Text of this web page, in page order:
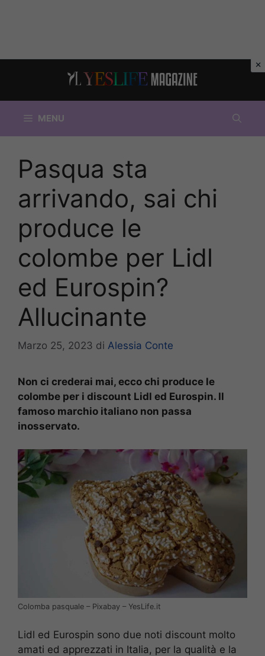
MENU
Pasqua sta
arrivando, sai chi
produce le
colombe per Lidl
ed Eurospin?
Allucinante
Marzo 25, 2023 di Alessia Conte
Non ci crederai mai, ecco chi produce le
colombe per i discount Lidl ed Eurospin. Il
famoso marchio italiano non passa
inosservato.
Colomba pasquale – Pixabay – YesLife.it
Lidl ed Eurospin sono due noti discount molto
amati ed apprezzati in Italia, per la qualità e la